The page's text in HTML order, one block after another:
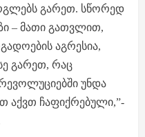
გარეთ. სწორედ
– მათი გათვლით,
აგრესია,
გარეთ, რაც
უნდა
აქვთ ჩაფიქრებული,”-